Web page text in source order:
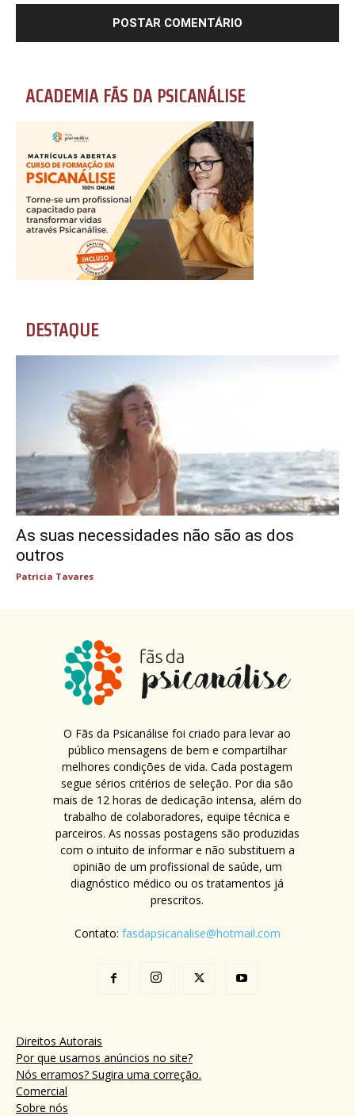
ACADEMIA FÃS DA PSICANÁLISE
DESTAQUE
As suas necessidades não são as dos
outros
Patricia Tavares
O Fãs da Psicanálise foi criado para levar ao
público mensagens de bem e compartilhar
melhores condições de vida. Cada postagem
segue sérios critérios de seleção. Por dia são
mais de 12 horas de dedicação intensa, além do
trabalho de colaboradores, equipe técnica e
parceiros. As nossas postagens são produzidas
com o intuito de informar e não substituem a
opinião de um profissional de saúde, um
diagnóstico médico ou os tratamentos já
prescritos.
Contato: fasdapsicanalise@hotmail.com
Direitos Autorais
Por que usamos anúncios no site?
Nós erramos? Sugira uma correção.
Comercial
Sobre nós